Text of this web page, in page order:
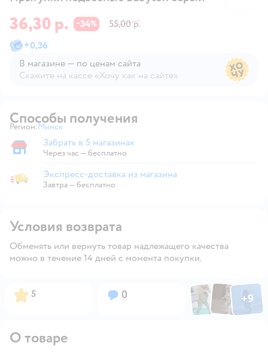
36,30 р. −34%
55,00 р.
+0,36
В магазине — по ценам сайта
Скажите на кассе «Хочу как на сайте»
Способы получения
Регион: Выбор адреса доставки.
Минск
Забрать в магазине
Забрать в 5 магазинах
Через час — бесплатно
Экспресс-доставка из магазина
Экспресс-доставка из магазина
Завтра—бесплатно
Условия возврата
Обменять или вернуть товар надлежащего качества
можно в течение 14 дней с момента покупки.
Рейтинг:
5 Вопросов:
0 ФотоФотоФото
+9
Открыть
О товаре